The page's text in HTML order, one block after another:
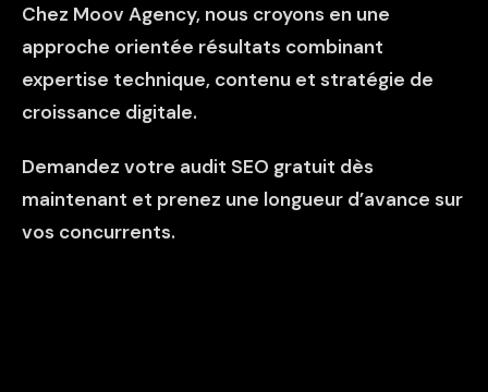
Chez Moov Agency, nous croyons en une
approche orientée résultats combinant
expertise technique, contenu et stratégie de
croissance digitale.
Demandez votre audit SEO gratuit dès
maintenant et prenez une longueur d’avance sur
vos concurrents.